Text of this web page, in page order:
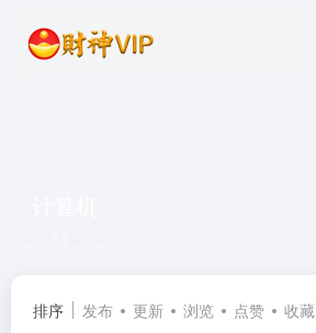
排序 发布 更新 浏览 点赞 收藏